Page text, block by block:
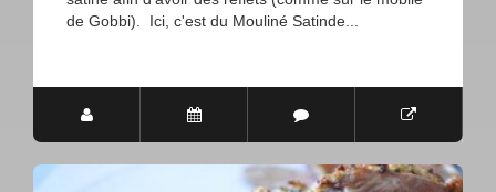
de Gobbi). Ici, c'est du Mouliné Satinde...